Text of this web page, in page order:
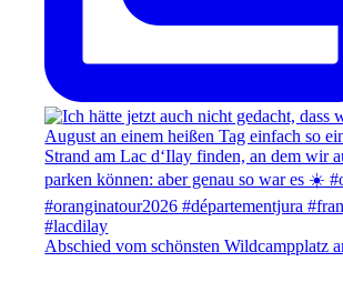
Abschied vom schönsten Wildcampplatz